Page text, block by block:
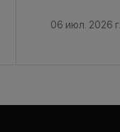
06 июл. 2026 г.